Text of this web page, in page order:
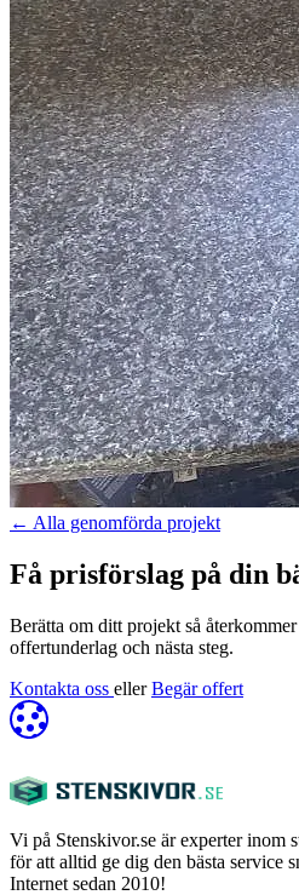
← Alla genomförda projekt
Få prisförslag på din
Berätta om ditt projekt så
offertunderlag och nästa steg.
Kontakta oss eller Begär offert
Vi på Stenskivor.se är experter inom
för att alltid ge dig den bästa service
Internet sedan 2010!